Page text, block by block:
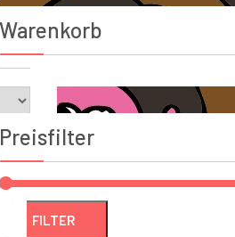
Warenkorb
Preisfilter
FILTER